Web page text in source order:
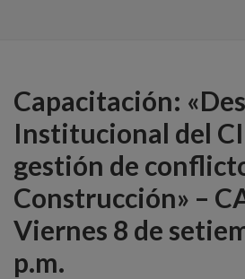
Capacitación:
Institucional del
gestión de
Construcción» –
Viernes 8 de
p.m.